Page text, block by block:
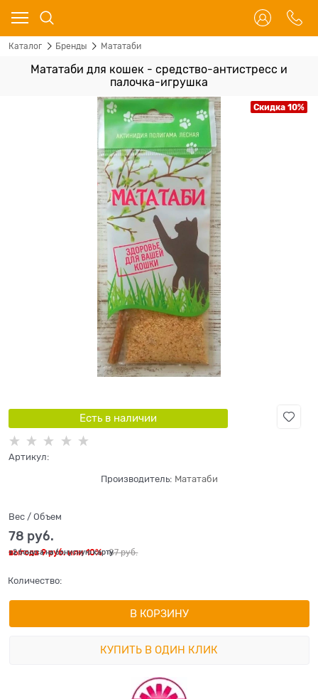
Каталог Бренды Мататаби
Мататаби для кошек - средство-антистресс и
палочка-игрушка
Скидка 10%
Есть в наличии
Артикул:
Производитель: Мататаби
Вес / Объем
87 руб.
78 руб.
выгода9 руб.или10%
+2 бонуса на бонусную карту
Количество:
В КОРЗИНУ
КУПИТЬ В ОДИН КЛИК